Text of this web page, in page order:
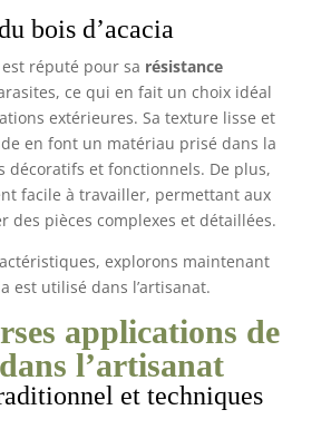
bois d’acacia
est réputé pour sa résistance
ce qui en fait un choix idéal
extérieures. Sa texture lisse et
en font un matériau prisé dans la
décoratifs et fonctionnels. De plus,
facile à travailler, permettant aux
des pièces complexes et détaillées.
explorons maintenant
est utilisé dans l’artisanat.
applications de
l’artisanat
et techniques